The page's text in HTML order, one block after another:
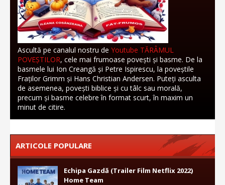
Ascultă pe canalul nostru de Youtube TĂRÂMUL
POVEȘTILOR, cele mai frumoase povești și basme. De la
basmele lui Ion Creangă și Petre Ispirescu, la poveștile
Fraților Grimm și Hans Christian Andersen. Puteți asculta
de asemenea, povești biblice și cu tâlc sau morală,
precum și basme celebre în format scurt, în maxim un
minut de citire.
ARTICOLE POPULARE
Echipa Gazdă (Trailer Film Netflix 2022)
Home Team